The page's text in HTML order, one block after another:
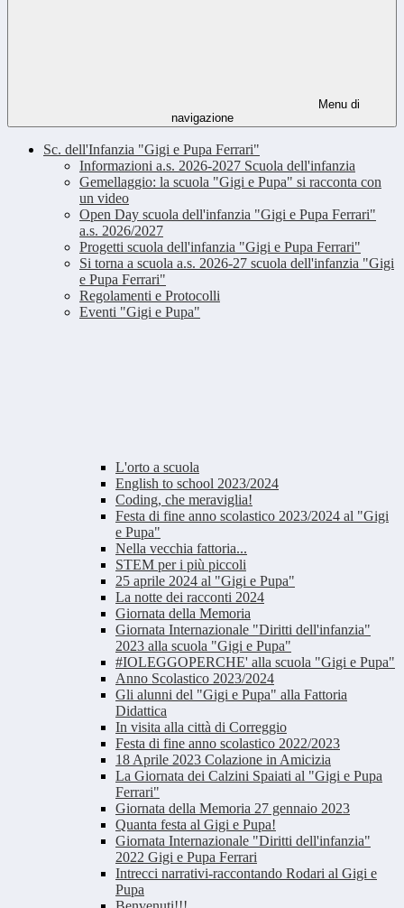
Menu di
navigazione
Sc. dell'Infanzia "Gigi e Pupa Ferrari"
Informazioni a.s. 2026-2027 Scuola dell'infanzia
Gemellaggio: la scuola "Gigi e Pupa" si racconta con
un video
Open Day scuola dell'infanzia "Gigi e Pupa Ferrari"
a.s. 2026/2027
Progetti scuola dell'infanzia "Gigi e Pupa Ferrari"
Si torna a scuola a.s. 2026-27 scuola dell'infanzia "Gigi
e Pupa Ferrari"
Regolamenti e Protocolli
Eventi "Gigi e Pupa"
L'orto a scuola
English to school 2023/2024
Coding, che meraviglia!
Festa di fine anno scolastico 2023/2024 al "Gigi
e Pupa"
Nella vecchia fattoria...
STEM per i più piccoli
25 aprile 2024 al "Gigi e Pupa"
La notte dei racconti 2024
Giornata della Memoria
Giornata Internazionale "Diritti dell'infanzia"
2023 alla scuola "Gigi e Pupa"
#IOLEGGOPERCHE' alla scuola "Gigi e Pupa"
Anno Scolastico 2023/2024
Gli alunni del "Gigi e Pupa" alla Fattoria
Didattica
In visita alla città di Correggio
Festa di fine anno scolastico 2022/2023
18 Aprile 2023 Colazione in Amicizia
La Giornata dei Calzini Spaiati al "Gigi e Pupa
Ferrari"
Giornata della Memoria 27 gennaio 2023
Quanta festa al Gigi e Pupa!
Giornata Internazionale "Diritti dell'infanzia"
2022 Gigi e Pupa Ferrari
Intrecci narrativi-raccontando Rodari al Gigi e
Pupa